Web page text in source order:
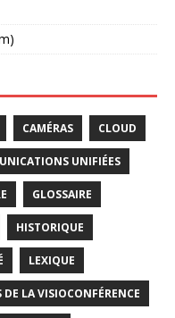
CAMÉRAS CLOUD
UNIFIÉES
GLOSSAIRE
HISTORIQUE
LEXIQUE
DE LA VISIOCONFÉRENCE